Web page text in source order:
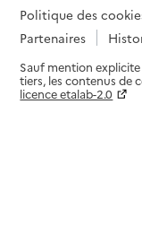
Politique des
Partenaires
Sauf mention
tiers, les contenus de
licence etalab-2.0